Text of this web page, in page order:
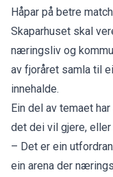
Håpar på betre match
Skaparhuset skal
næringsliv og
av fjoråret samla til
innehalde.
Ein del av temaet
det dei vil gjere,
– Det er ein
ein arena der